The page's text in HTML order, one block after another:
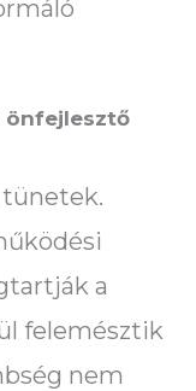
önfejlesztő
a
felemésztik
nem